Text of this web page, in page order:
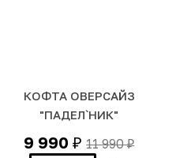
КОФТА ОВЕРСАЙЗ
"ПАДЕЛ`НИК"
9 990₽ 11 990₽